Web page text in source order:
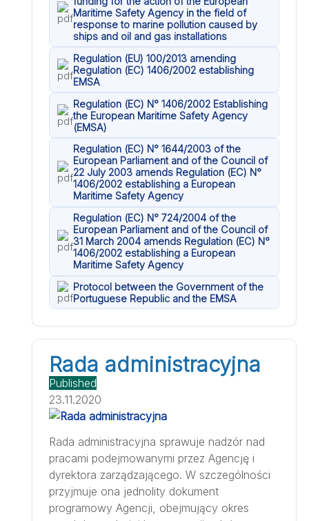
Maritime Safety Agency in the field of
response to marine pollution caused by
ships and oil and gas installations
Regulation (EU) 100/2013 amending
Regulation (EC) 1406/2002 establishing
EMSA
Regulation (EC) N° 1406/2002 Establishing
the European Maritime Safety Agency
(EMSA)
Regulation (EC) N° 1644/2003 of the
European Parliament and of the Council of
22 July 2003 amends Regulation (EC) N°
1406/2002 establishing a European
Maritime Safety Agency
Regulation (EC) N° 724/2004 of the
European Parliament and of the Council of
31 March 2004 amends Regulation (EC) N°
1406/2002 establishing a European
Maritime Safety Agency
Protocol between the Government of the
Portuguese Republic and the EMSA
Rada administracyjna
Published
23.11.2020
Rada administracyjna sprawuje nadzór nad
pracami podejmowanymi przez Agencję i
dyrektora zarządzającego. W szczególności
przyjmuje ona jednolity dokument
programowy Agencji, obejmujący okres